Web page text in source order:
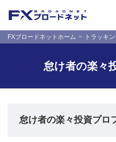
FXブロードネットホーム トラッキ
怠け者の楽々
怠け者の楽々投資プロ